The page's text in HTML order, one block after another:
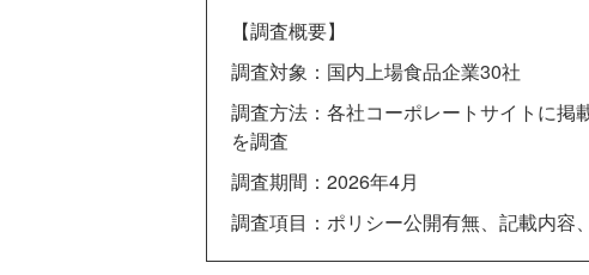
【調査概要】
調査対象：国内上場食品企業30社
調査方法：各社コーポレートサイトに掲
を調査
調査期間：2026年4月
調査項目：ポリシー公開有無、記載内容